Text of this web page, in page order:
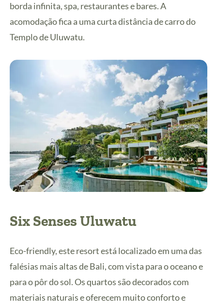
borda infinita, spa, restaurantes e bares. A
acomodação fica a uma curta distância de carro do
Templo de Uluwatu.
Six Senses Uluwatu
Eco-friendly, este resort está localizado em uma das
falésias mais altas de Bali, com vista para o oceano e
para o pôr do sol. Os quartos são decorados com
materiais naturais e oferecem muito conforto e